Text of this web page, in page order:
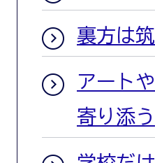
裏方は
アート
寄り添う